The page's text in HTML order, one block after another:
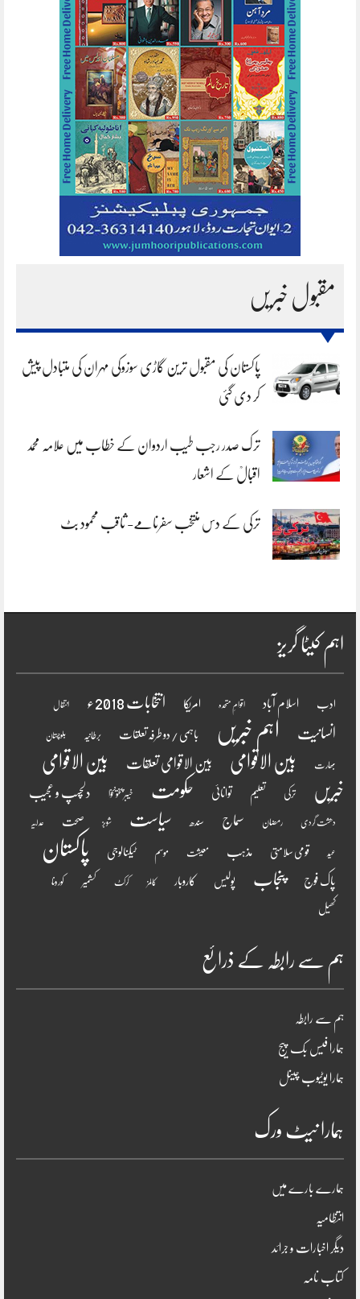
مقبول خبریں
پاکستان کی مقبول ترین گاڑی سوزوکی مہران کی متبادل پیش
کر دی گئی
ترک صدر رجب طیب اردوان کے خطاب میں علامہ محمد
اقبالؒ کے اشعار
ترکی کے دس منتخب سفرنامے- ثاقب محمود بٹ
اہم کیٹا گریز
ادب اسلام آباد اقوامِ متحدہ امریکا انتخابات 2018ء انتقال
انسانیت اہم خبریں باہمی / دو طرفہ تعلقات برطانیہ بلوچستان
بھارت بین الاقوامی بین الاقوامی تعلقات
بین الاقوامی
خبریں
ترکی تعلیم توانائی حکومت خیبر پختونخوا دلچسپ و عجیب
دھشت گردی رمضان سماج سندھ سیاست شوبز صحت عدلیہ
عید قومی سلامتی مذہب معیشت موسم ٹیکنالوجی پاکستان
پاک فوج پنجاب پولیس کاروبار کالمز کرکٹ کشمیر کورونا
کھیل
ہم سے رابطہ کے ذرائع
ہم سے رابطہ
ہمارا فیس بک پیج
ہمارا یوٹیوب چینل
ہمارا نیٹ ورک
ہمارے بارے میں
انتظامیہ
دیگر اخبارات و جرائد
کتاب نامہ